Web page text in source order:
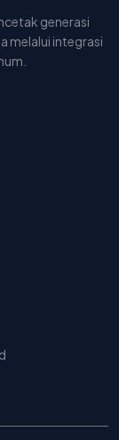
generasi
melalui integrasi